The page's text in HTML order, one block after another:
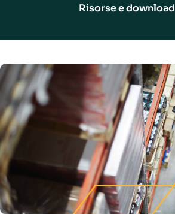
Risorse e download